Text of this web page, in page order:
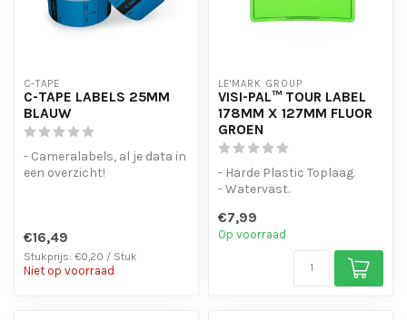
C-TAPE
C-TAPE LABELS 25MM
BLAUW
- Cameralabels, al je data in
een overzicht!
€16,49
Stukprijs: €0,20 / Stuk
Niet op voorraad
LE'MARK GROUP
VISI-PAL™ TOUR LABEL
178MM X 127MM FLUOR
GROEN
- Harde Plastic Toplaag.
- Watervast.
- Fluor kleur om extr...
€7,99
Op voorraad